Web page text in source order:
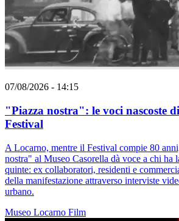
07/08/2026 - 14:15
"Piazza nostra": le voci nascoste
Festival
A Locarno, mentre il Festival compie 80
nostra" al Museo Casorella dà voce a chi ha
quinte: ex collaboratori, residenti e
della manifestazione attraverso interviste
urbano.
Museo Locarno Film